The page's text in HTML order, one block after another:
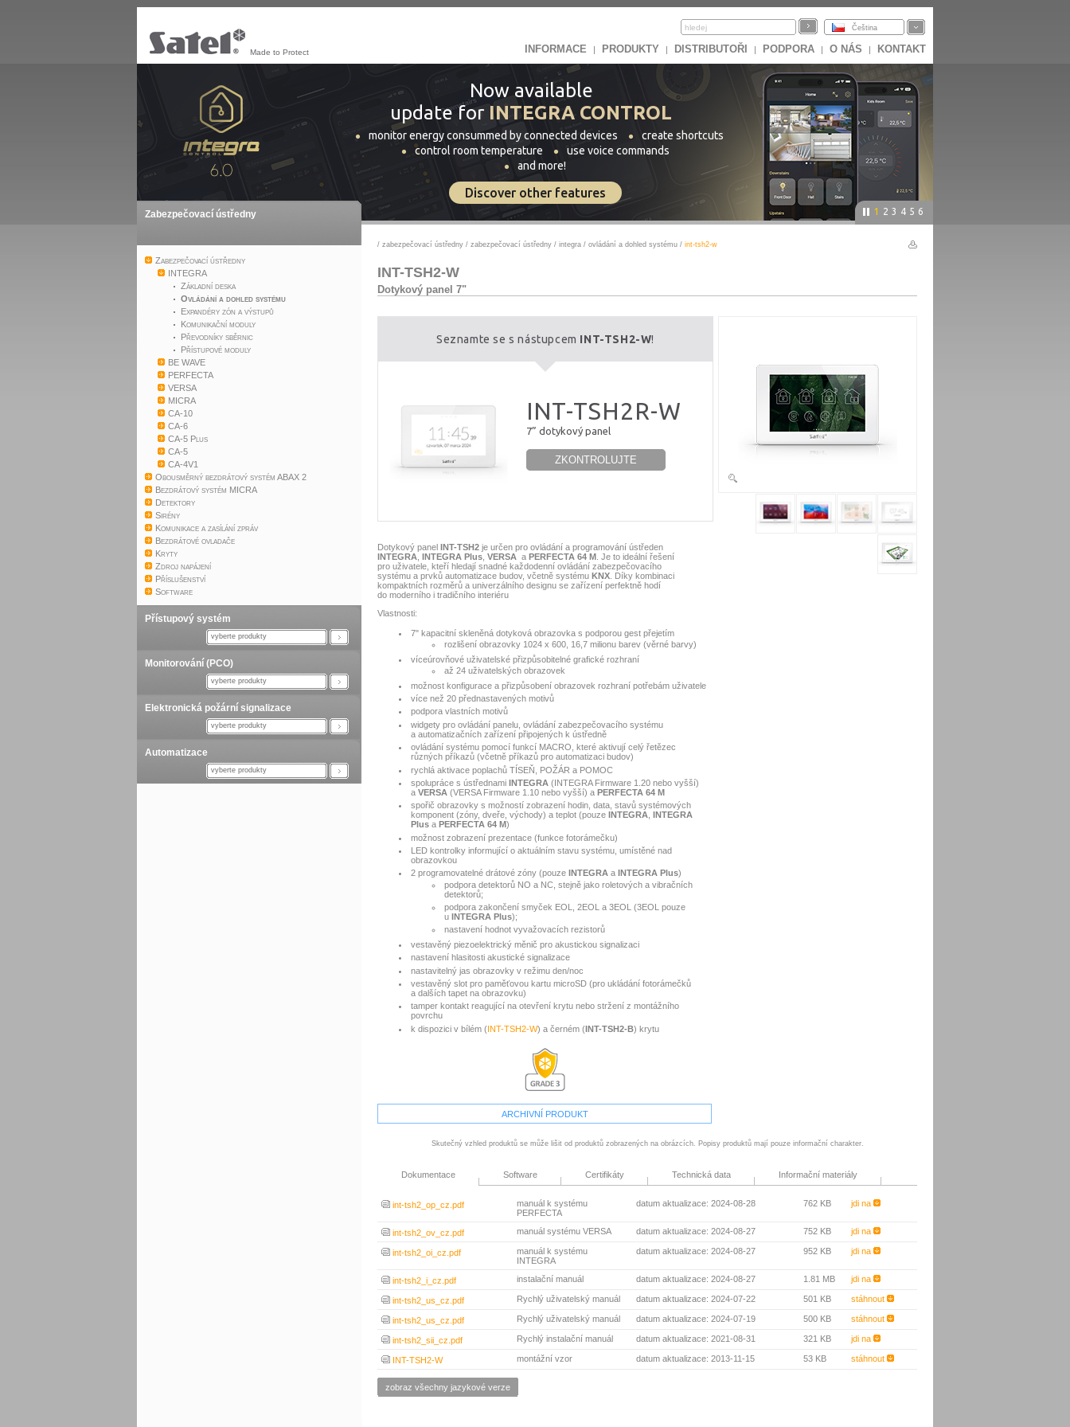
Made to Protect
Čeština
INFORMACE | PRODUKTY | DISTRIBUTOŘI | PODPORA | O NÁS | KONTAKT
Now available
update for INTEGRA CONTROL
monitor energy consummed by connected devices
create shortcuts
control room temperature
use voice commands
and more!
Discover other features
1 2 3 4 5 6
Zabezpečovací ústředny
Zabezpečovací ústředny
INTEGRA
Základní deska
Ovládání a dohled systému
Expandéry zón a výstupů
Komunikační moduly
Převodníky sběrnic
Přístupové moduly
BE WAVE
PERFECTA
VERSA
MICRA
CA-10
CA-6
CA-5 Plus
CA-5
CA-4V1
Obousměrný bezdrátový systém ABAX 2
Bezdrátový systém MICRA
Detektory
Sirény
Komunikace a zasílání zpráv
Bezdrátové ovladače
Kryty
Zdroj napájení
Příslušenství
Software
Přístupový systém
vyberte produkty
Monitorování (PCO)
vyberte produkty
Elektronická požární signalizace
vyberte produkty
Automatizace
vyberte produkty
/ zabezpečovací ústředny / zabezpečovací ústředny / integra / ovládání a dohled systému / int-tsh2-w
INT-TSH2-W
Dotykový panel 7"
Seznamte se s nástupcem INT-TSH2-W!
INT-TSH2R-W
7” dotykový panel
ZKONTROLUJTE
Dotykový panel INT-TSH2 je určen pro ovládání a programování ústředen
INTEGRA INTEGRA Plus VERSA a PERFECTA 64 M . Je to ideální řešení
pro uživatele, kteří hledají snadné každodenní ovládání zabezpečovacího
systému a prvků automatizace budov, včetně systému KNX . Díky kombinaci
kompaktních rozměrů a univerzálního designu se zařízení perfektně hodí
do moderního i tradičního interiéru
Vlastnosti:
7" kapacitní skleněná dotyková obrazovka s podporou gest přejetím
rozlišení obrazovky 1024 x 600, 16,7 milionu barev (věrné barvy)
víceúrovňové uživatelské přizpůsobitelné grafické rozhraní
až 24 uživatelských obrazovek
možnost konfigurace a přizpůsobení obrazovek rozhraní potřebám uživatele
více než 20 přednastavených motivů
podpora vlastních motivů
widgety pro ovládání panelu, ovládání zabezpečovacího systému
a automatizačních zařízení připojených k ústředně
ovládání systému pomocí funkcí MACRO, které aktivují celý řetězec
různých příkazů (včetně příkazů pro automatizaci budov)
rychlá aktivace poplachů TÍSEŇ, POŽÁR a POMOC
spolupráce s ústřednamiINTEGRA (INTEGRA Firmware 1.20 nebo vyšší)
aVERSA (VERSA Firmware 1.10 nebo vyšší) aPERFECTA 64 M
spořič obrazovky s možností zobrazení hodin, data, stavů systémových
komponent (zóny, dveře, východy) a teplot (pouze
INTEGRA
INTEGRA
Plusa PERFECTA 64 M)
možnost zobrazení prezentace (funkce fotorámečku)
LED kontrolky informující o aktuálním stavu systému, umístěné nad
obrazovkou
2 programovatelné drátové zóny (pouze
INTEGRA a INTEGRA Plus)
podpora detektorů NO a NC, stejně jako roletových a vibračních
detektorů;
podpora zakončení smyček EOL, 2EOL a 3EOL (3EOL pouze
uINTEGRA Plus);
nastavení hodnot vyvažovacích rezistorů
vestavěný piezoelektrický měnič pro akustickou signalizaci
nastavení hlasitosti akustické signalizace
nastavitelný jas obrazovky v režimu den/noc
vestavěný slot pro paměťovou kartu microSD (pro ukládání fotorámečků
a dalších tapet na obrazovku)
tamper kontakt reagující na otevření krytu nebo stržení z montážního
povrchu
k dispozici v bílém (INT-TSH2-W) a černém (INT-TSH2-B) krytu
ARCHIVNÍ PRODUKT
Skutečný vzhled produktů se může lišit od produktů zobrazených na obrázcích. Popisy produktů mají pouze informační charakter.
Dokumentace Software Certifikáty Technická data Informační materiály
int-tsh2_op_cz.pdf
manuál k systému
PERFECTA
datum aktualizace: 2024-08-28 762 KB jdi na
int-tsh2_ov_cz.pdf manuál systému VERSA datum aktualizace: 2024-08-27 752 KB jdi na
int-tsh2_oi_cz.pdf
manuál k systému
INTEGRA
datum aktualizace: 2024-08-27 952 KB jdi na
int-tsh2_i_cz.pdf instalační manuál datum aktualizace: 2024-08-27 1.81 MB jdi na
int-tsh2_us_cz.pdf Rychlý uživatelský manuál datum aktualizace: 2024-07-22 501 KB stáhnout
int-tsh2_us_cz.pdf Rychlý uživatelský manuál datum aktualizace: 2024-07-19 500 KB stáhnout
int-tsh2_sii_cz.pdf Rychlý instalační manuál datum aktualizace: 2021-08-31 321 KB jdi na
INT-TSH2-W montážní vzor datum aktualizace: 2013-11-15 53 KB stáhnout
zobraz všechny jazykové verze